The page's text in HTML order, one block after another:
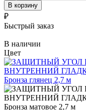
В корзину
₽
Быстрый заказ
В наличии
Цвет